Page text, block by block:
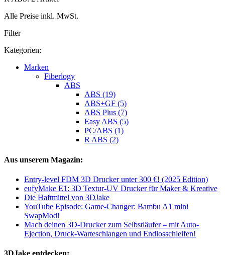
Alle Preise inkl. MwSt.
Filter
Kategorien:
Marken
Fiberlogy
ABS
ABS (19)
ABS+GF (5)
ABS Plus (7)
Easy ABS (5)
PC/ABS (1)
R ABS (2)
Aus unserem Magazin:
Entry-level FDM 3D Drucker unter 300 €! (2025 Edition)
eufyMake E1: 3D Textur-UV Drucker für Maker & Kreative
Die Haftmittel von 3DJake
YouTube Episode: Game-Changer: Bambu A1 mini
SwapMod!
Mach deinen 3D-Drucker zum Selbstläufer – mit Auto-
Ejection, Druck-Warteschlangen und Endlosschleifen!